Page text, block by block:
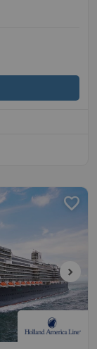
favorite
chevron_right